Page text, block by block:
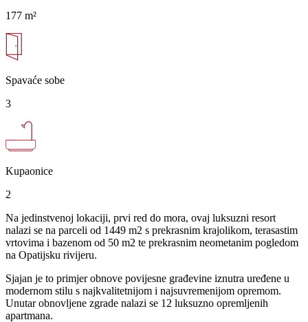
177 m²
Spavaće sobe
3
Kupaonice
2
Na jedinstvenoj lokaciji, prvi red do mora, ovaj luksuzni resort
nalazi se na parceli od 1449 m2 s prekrasnim krajolikom, terasastim
vrtovima i bazenom od 50 m2 te prekrasnim neometanim pogledom
na Opatijsku rivijeru.
Sjajan je to primjer obnove povijesne građevine iznutra uređene u
modernom stilu s najkvalitetnijom i najsuvremenijom opremom.
Unutar obnovljene zgrade nalazi se 12 luksuzno opremljenih
apartmana.